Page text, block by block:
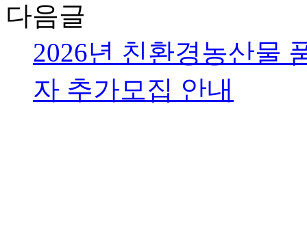
다음글
2026년 친환경농산물
자 추가모집 안내